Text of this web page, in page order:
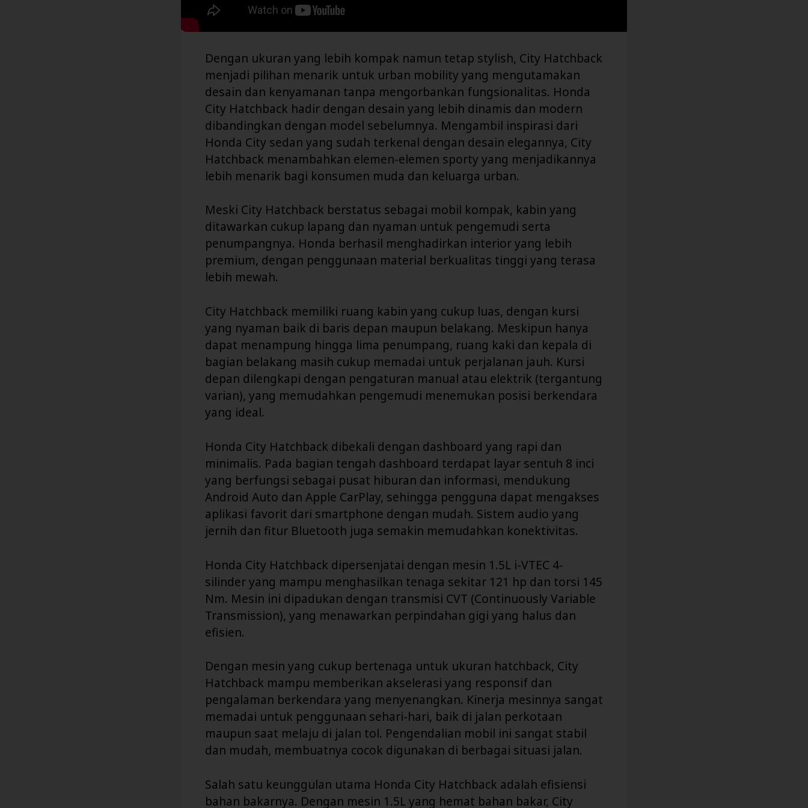
Dengan ukuran yang lebih kompak namun tetap stylish, City Hatchback
menjadi pilihan menarik untuk urban mobility yang mengutamakan
desain dan kenyamanan tanpa mengorbankan fungsionalitas. Honda
City Hatchback hadir dengan desain yang lebih dinamis dan modern
dibandingkan dengan model sebelumnya. Mengambil inspirasi dari
Honda City sedan yang sudah terkenal dengan desain elegannya, City
Hatchback menambahkan elemen-elemen sporty yang menjadikannya
lebih menarik bagi konsumen muda dan keluarga urban.
Meski City Hatchback berstatus sebagai mobil kompak, kabin yang
ditawarkan cukup lapang dan nyaman untuk pengemudi serta
penumpangnya. Honda berhasil menghadirkan interior yang lebih
premium, dengan penggunaan material berkualitas tinggi yang terasa
lebih mewah.
City Hatchback memiliki ruang kabin yang cukup luas, dengan kursi
yang nyaman baik di baris depan maupun belakang. Meskipun hanya
dapat menampung hingga lima penumpang, ruang kaki dan kepala di
bagian belakang masih cukup memadai untuk perjalanan jauh. Kursi
depan dilengkapi dengan pengaturan manual atau elektrik (tergantung
varian), yang memudahkan pengemudi menemukan posisi berkendara
yang ideal.
Honda City Hatchback dibekali dengan dashboard yang rapi dan
minimalis. Pada bagian tengah dashboard terdapat layar sentuh 8 inci
yang berfungsi sebagai pusat hiburan dan informasi, mendukung
Android Auto dan Apple CarPlay, sehingga pengguna dapat mengakses
aplikasi favorit dari smartphone dengan mudah. Sistem audio yang
jernih dan fitur Bluetooth juga semakin memudahkan konektivitas.
Honda City Hatchback dipersenjatai dengan mesin 1.5L i-VTEC 4-
silinder yang mampu menghasilkan tenaga sekitar 121 hp dan torsi 145
Nm. Mesin ini dipadukan dengan transmisi CVT (Continuously Variable
Transmission), yang menawarkan perpindahan gigi yang halus dan
efisien.
Dengan mesin yang cukup bertenaga untuk ukuran hatchback, City
Hatchback mampu memberikan akselerasi yang responsif dan
pengalaman berkendara yang menyenangkan. Kinerja mesinnya sangat
memadai untuk penggunaan sehari-hari, baik di jalan perkotaan
maupun saat melaju di jalan tol. Pengendalian mobil ini sangat stabil
dan mudah, membuatnya cocok digunakan di berbagai situasi jalan.
Salah satu keunggulan utama Honda City Hatchback adalah efisiensi
bahan bakarnya. Dengan mesin 1.5L yang hemat bahan bakar, City